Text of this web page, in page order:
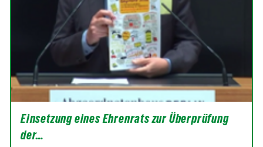
Einsetzung eines Ehrenrats zur Überprüfung
der…